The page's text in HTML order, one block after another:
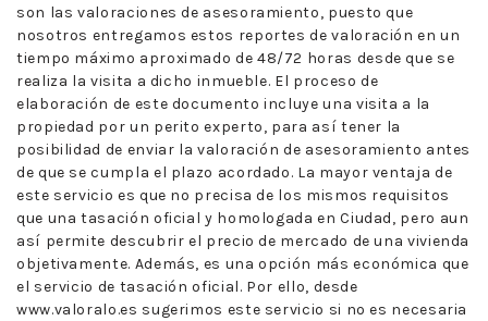
son las valoraciones de asesoramiento, puesto que
nosotros entregamos estos reportes de valoración en un
tiempo máximo aproximado de 48/72 horas desde que se
realiza la visita a dicho inmueble. El proceso de
elaboración de este documento incluye una visita a la
propiedad por un perito experto, para así tener la
posibilidad de enviar la valoración de asesoramiento antes
de que se cumpla el plazo acordado. La mayor ventaja de
este servicio es que no precisa de los mismos requisitos
que una tasación oficial y homologada en Ciudad, pero aun
así permite descubrir el precio de mercado de una vivienda
objetivamente. Además, es una opción más económica que
el servicio de tasación oficial. Por ello, desde
www.valoralo.es sugerimos este servicio si no es necesaria